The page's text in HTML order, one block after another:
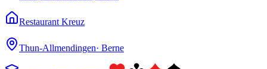
Restaurant Kreuz
Thun-Allmendingen· Berne